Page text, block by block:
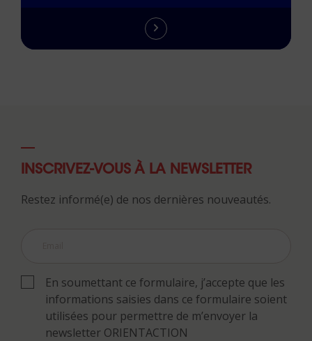
INSCRIVEZ-VOUS À LA NEWSLETTER
Restez informé(e) de nos dernières nouveautés.
En soumettant ce formulaire, j’accepte que les
informations saisies dans ce formulaire soient
utilisées pour permettre de m’envoyer la
newsletter ORIENTACTION